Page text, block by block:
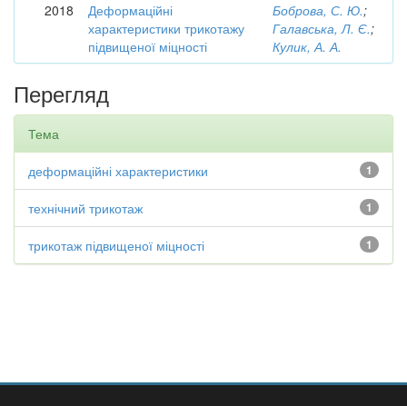
2018
Деформаційні
характеристики трикотажу
підвищеної міцності
Боброва, С. Ю.;
Галавська, Л. Є.;
Кулик, А. А.
Перегляд
Тема
1
деформаційні характеристики
1
технічний трикотаж
1
трикотаж підвищеної міцності